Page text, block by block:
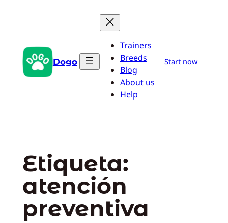
Dogo
Trainers
Breeds
Blog
About us
Help
Start now
Etiqueta:
atención
preventiva